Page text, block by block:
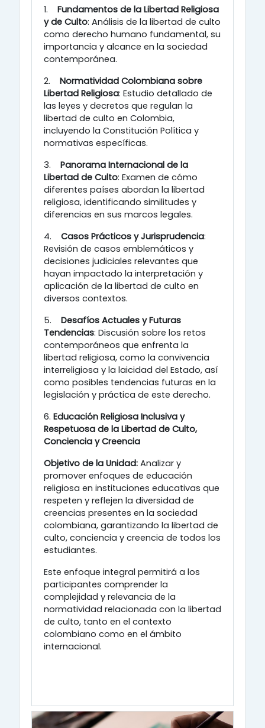
1. Fundamentos de la Libertad Religiosa
y de Culto: Análisis de la libertad de culto
como derecho humano fundamental, su
importancia y alcance en la sociedad
contemporánea. ​
2. Normatividad Colombiana sobre
Libertad Religiosa: Estudio detallado de
las leyes y decretos que regulan la
libertad de culto en Colombia,
incluyendo la Constitución Política y
normativas específicas. ​
3. Panorama Internacional de la
Libertad de Culto: Examen de cómo
diferentes países abordan la libertad
religiosa, identificando similitudes y
diferencias en sus marcos legales. ​
4. Casos Prácticos y Jurisprudencia:
Revisión de casos emblemáticos y
decisiones judiciales relevantes que
hayan impactado la interpretación y
aplicación de la libertad de culto en
diversos contextos. ​
5. Desafíos Actuales y Futuras
Tendencias: Discusión sobre los retos
contemporáneos que enfrenta la
libertad religiosa, como la convivencia
interreligiosa y la laicidad del Estado, así
como posibles tendencias futuras en la
legislación y práctica de este derecho. ​
6. Educación Religiosa Inclusiva y
Respetuosa de la Libertad de Culto,
Conciencia y Creencia
Objetivo de la Unidad: Analizar y
promover enfoques de educación
religiosa en instituciones educativas que
respeten y reflejen la diversidad de
creencias presentes en la sociedad
colombiana, garantizando la libertad de
culto, conciencia y creencia de todos los
estudiantes.
Este enfoque integral permitirá a los
participantes comprender la
complejidad y relevancia de la
normatividad relacionada con la libertad
de culto, tanto en el contexto
colombiano como en el ámbito
internacional.